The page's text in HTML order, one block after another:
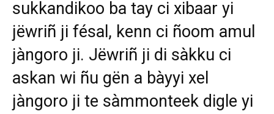
sukkandikoo ba tay ci xibaar yi
jëwriñ ji fésal, kenn ci ñoom amul
jàngoro ji. Jëwriñ ji di sàkku ci
askan wi ñu gën a bàyyi xel
jàngoro ji te sàmmonteek digle yi